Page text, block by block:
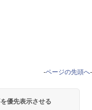
-ページの先頭へ-
優先表示させる